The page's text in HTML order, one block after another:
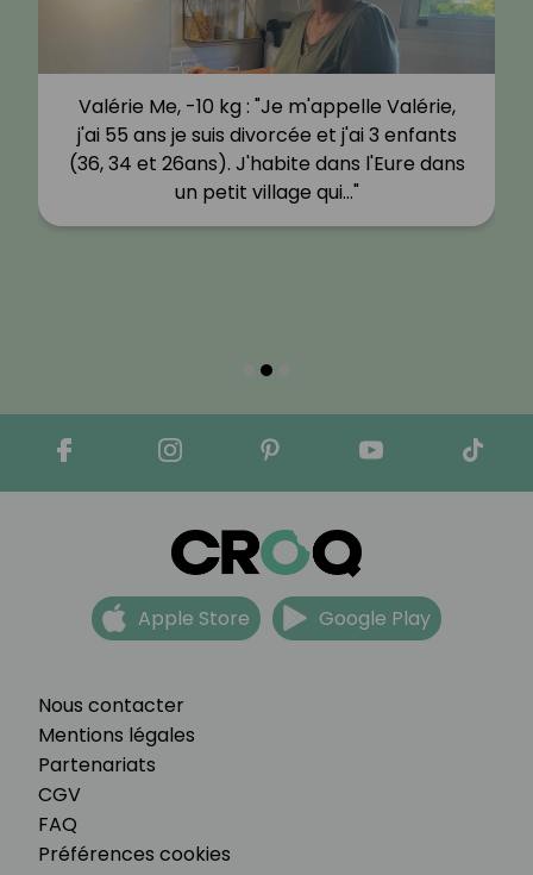
Valérie Me, -10 kg : "Je m'appelle Valérie,
j'ai 55 ans je suis divorcée et j'ai 3 enfants
(36, 34 et 26ans). J'habite dans l'Eure dans
un petit village qui…"
Nous contacter
Mentions légales
Partenariats
CGV
FAQ
Préférences cookies
Apple Store Google Play